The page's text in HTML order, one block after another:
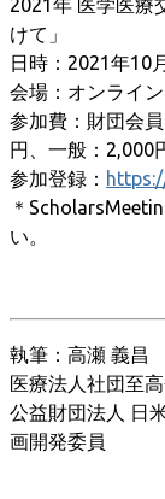
2021年 医学医療
けて」
日時：2021年10
会場：オンライ
参加費：財団会
円、一般：2,000
参加登録：
＊
い。
執筆：高瀬 義昌
医療法人社団至
公益財団法人 日
画開発委員